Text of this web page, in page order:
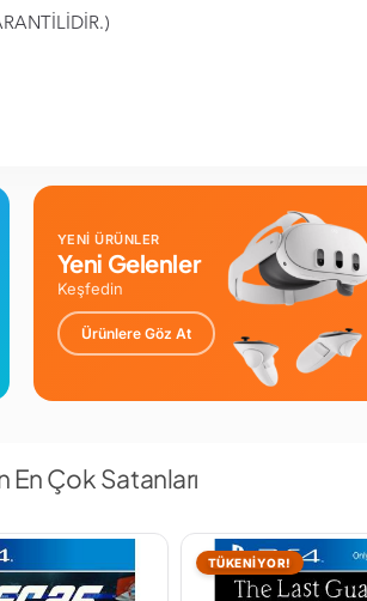
YENİ ÜRÜNLER
Yeni Gelenler
Keşfedin
Ürünlere Göz At
Çok Satanları
TÜKENİYOR!